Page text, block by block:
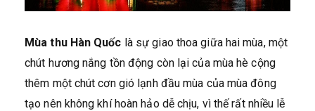
Mùa thu Hàn Quốc là sự giao thoa giữa hai mùa, một
chút hương nắng tồn động còn lại của mùa hè cộng
thêm một chút cơn gió lạnh đầu mùa của mùa đông
tạo nên không khí hoàn hảo dễ chịu, vì thế rất nhiều lễ